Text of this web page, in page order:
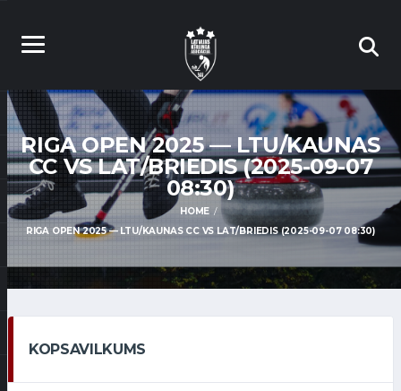
RIGA OPEN 2025 — LTU/KAUNAS
CC VS LAT/BRIEDIS (2025-09-07
08:30)
HOME
RIGA OPEN 2025 — LTU/KAUNAS CC VS LAT/BRIEDIS (2025-09-07 08:30)
KOPSAVILKUMS